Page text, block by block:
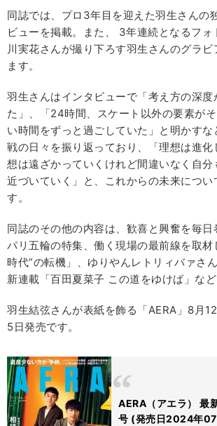
同誌では、プロ3年目を迎えた羽生さんの
ビューを掲載。また、 3年連続となるフォ
川実花さんが撮り下ろす羽生さんのグラビ
ます。
羽生さんはインタビューで「考え方の深度
た」、「24時間、スケート以外の要素が
い時間をずっと過ごしていた」と明かす
戦の日々を振り返っており、「理想は進化
想は遠ざかっていくけれど間違いなく自分
近づいていく」と、これからの未来につい
す。
同誌のその他の内容は、歓喜と興奮を毎日
パリ五輪の特集、働く現場の最前線を取材
時代”の転機」、ゆりやんレトリィバァさ
新連載「百田夏菜子 この道をゆけば」など
羽生結弦さんが表紙を飾る「AERA」8月
5日発売です。
AERA（アエラ）
号 (発売日2024年